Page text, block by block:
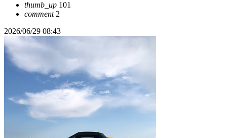
thumb_up 101
comment2
2026/06/29 08:43